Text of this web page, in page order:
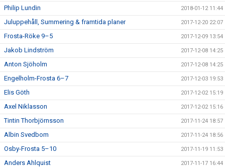
Philip Lundin 2018-01-12 11:44
Juluppehåll, Summering & framtida planer 2017-12-20 22:07
Frosta-Röke 9–5 2017-12-09 13:54
Jakob Lindström 2017-12-08 14:25
Anton Sjöholm 2017-12-08 14:25
Engelholm-Frosta 6–7 2017-12-03 19:53
Elis Göth 2017-12-02 15:19
Axel Niklasson 2017-12-02 15:16
Tintin Thorbjörnsson 2017-11-24 18:57
Albin Svedbom 2017-11-24 18:56
Osby-Frosta 5–10 2017-11-19 11:53
Anders Ahlquist 2017-11-17 16:44